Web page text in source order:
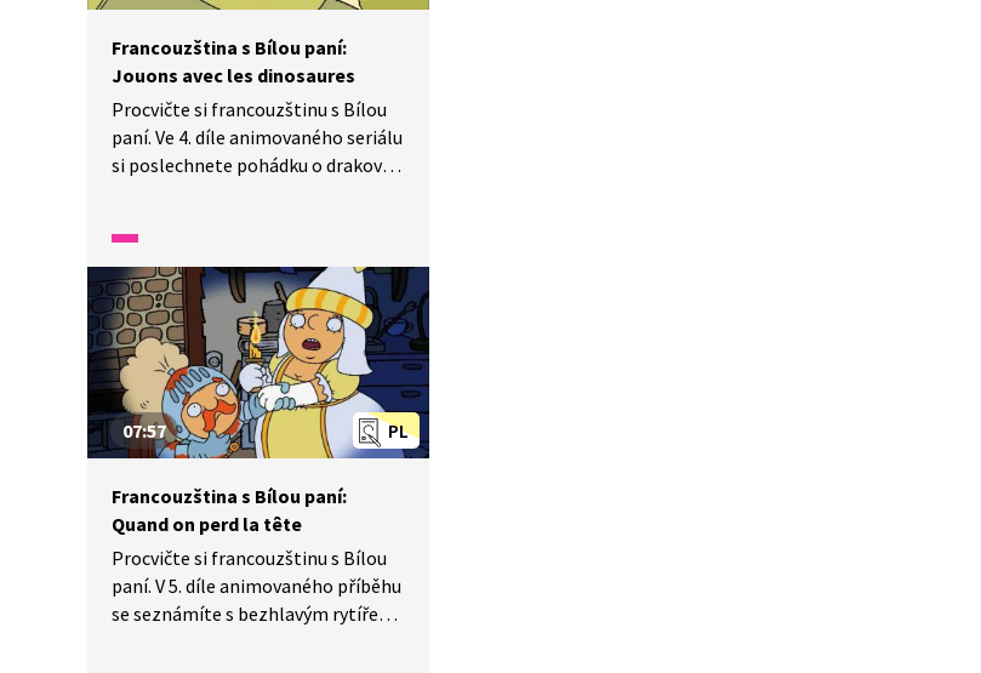
Francouzština s Bílou paní:
Jouons avec les dinosaures
Procvičte si francouzštinu s Bílou
paní. Ve 4. díle animovaného seriálu
si poslechnete pohádku o drakovi
a poslouchejte, uvidíte, jak
z dinosaura může vzniknout drak.
PL
07:57
Francouzština s Bílou paní:
Quand on perd la tête
Procvičte si francouzštinu s Bílou
paní. V 5. díle animovaného příběhu
se seznámíte s bezhlavým rytířem.